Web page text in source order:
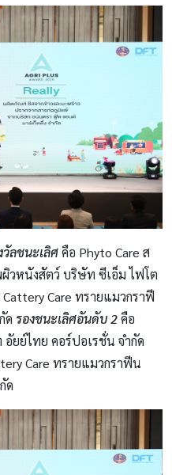
วัลชนะเลิศคือ Phyto Care ส
วหนังสัตว์ บริษัท ซีเอ็ม ไฟโต
Cattery Care ทรายแมวกราฟี
ด รองชนะเลิศอันดับ 2คือ
ยย์ไทย คอร์ปอเรชั่น จำกัด
Care ทรายแมวกราฟีน
ด